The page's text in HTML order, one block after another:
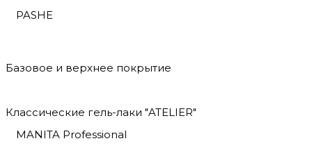
PASHE
Базовое и верхнее покрытие
Классические гель-лаки "ATELIER"
MANITA Professional